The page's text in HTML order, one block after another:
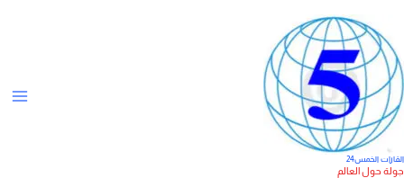
الخمس24
حول العالم
ص
ف
ا